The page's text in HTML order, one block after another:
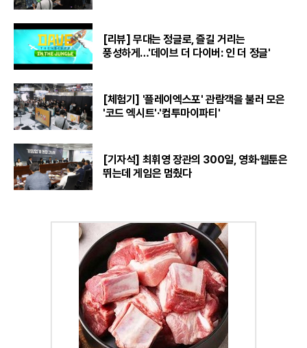
[리뷰] 무대는 정글로, 즐길 거리는
풍성하게…'데이브 더 다이버: 인 더 정글'
[체험기] '플레이엑스포' 관람객을 불러 모은
'코드 엑시트'·'컴투마이파티'
[기자석] 최휘영 장관의 300일, 영화·웹툰은
뛰는데 게임은 멈췄다